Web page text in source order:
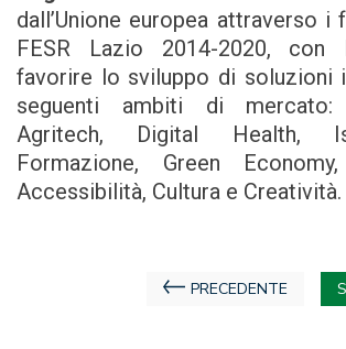
dall’Unione europea attraverso i
FESR Lazio 2014-2020, con
favorire lo sviluppo di soluzioni
seguenti ambiti di
Agritech, Digital Health,
Formazione, Green
Accessibilità, Cultura e Creatività.
Navigazione
PRECEDENTE